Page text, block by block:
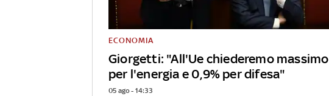
Giorgetti: "All'Ue chiederemo massimo
per l'energia e 0,9% per difesa"
ECONOMIA
05 ago - 14:33